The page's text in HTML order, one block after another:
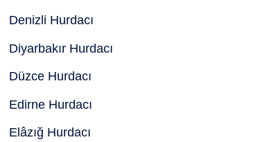
Denizli Hurdacı
Diyarbakır Hurdacı
Düzce Hurdacı
Edirne Hurdacı
Elâzığ Hurdacı